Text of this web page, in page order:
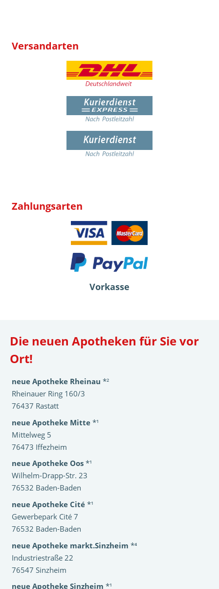
Versandarten
Zahlungsarten
Vorkasse
Die neuen Apotheken für Sie vor
Ort!
neue Apotheke Rheinau *²
Rheinauer Ring 160/3
76437 Rastatt
neue Apotheke Mitte *¹
Mittelweg 5
76473 Iffezheim
neue Apotheke Oos *¹
Wilhelm-Drapp-Str. 23
76532 Baden-Baden
neue Apotheke Cité *¹
Gewerbepark Cité 7
76532 Baden-Baden
neue Apotheke markt.Sinzheim *⁴
Industriestraße 22
76547 Sinzheim
neue Apotheke Sinzheim *¹